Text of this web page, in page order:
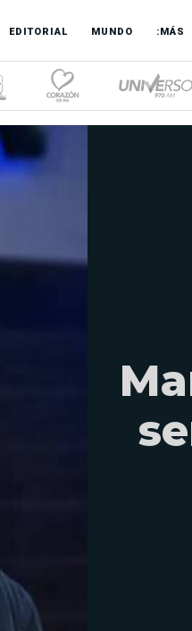
EDITORIAL MUNDO :MÁS